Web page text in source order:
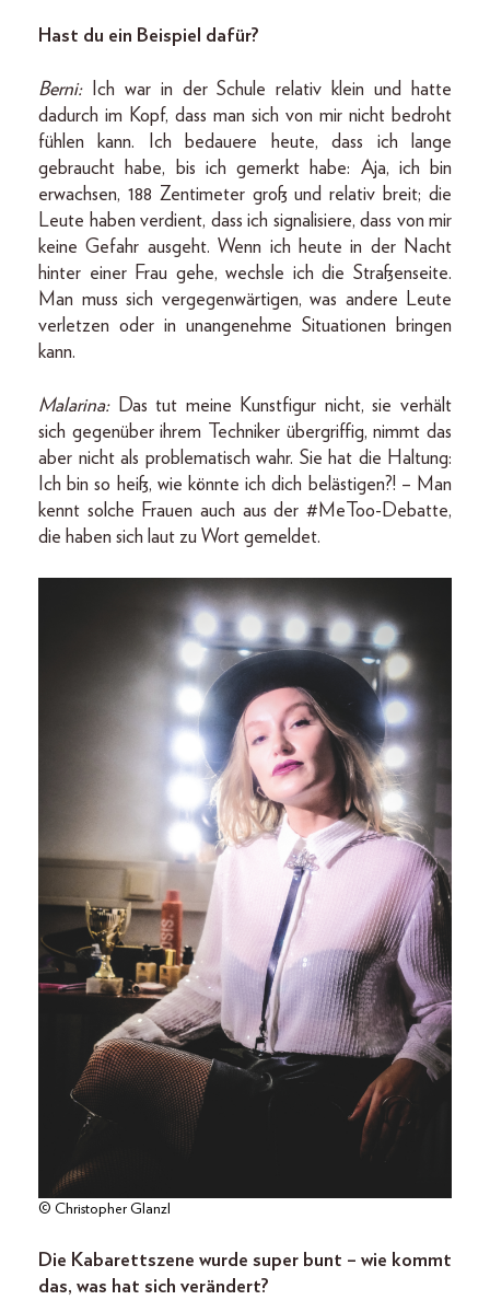
Hast du ein Beispiel dafür?
Berni:
Ich war in der Schule relativ klein und hatte
dadurch im Kopf, dass man sich von mir nicht bedroht
fühlen kann. Ich bedauere heute, dass ich lange
gebraucht habe, bis ich gemerkt habe: Aja, ich bin
erwachsen, 188 Zentimeter groß und relativ breit; die
Leute haben verdient, dass ich signalisiere, dass von mir
keine Gefahr ausgeht. Wenn ich heute in der Nacht
hinter einer Frau gehe, wechsle ich die Straßenseite.
Man muss sich vergegenwärtigen, was andere Leute
verletzen oder in unangenehme Situationen bringen
kann.
Malarina:Das tut meine Kunstfigur nicht, sie verhält
sich gegenüber ihrem Techniker übergriffig, nimmt das
aber nicht als problematisch wahr. Sie hat die Haltung:
Ich bin so heiß, wie könnte ich dich belästigen?! – Man
kennt solche Frauen auch aus der #MeToo-Debatte,
die haben sich laut zu Wort gemeldet.
© Christopher Glanzl
Die Kabarettszene wurde super bunt – wie kommt
das, was hat sich verändert?